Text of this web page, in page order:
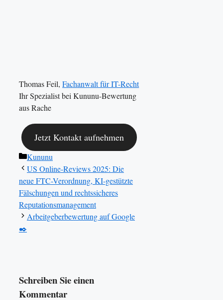
Thomas Feil,Fachanwalt für IT-Recht
Ihr Spezialist bei Kununu-Bewertung
aus Rache
Jetzt Kontakt aufnehmen
Kategorien
Kununu
US Online-Reviews 2025: Die
neue FTC-Verordnung, KI-gestützte
Fälschungen und rechtssicheres
Reputationsmanagement
Arbeitgeberbewertung auf Google
✒️
Schreiben Sie einen
Kommentar